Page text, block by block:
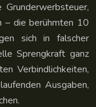
– die berühmten 10
sich in falscher
Sprengkraft ganz
Verbindlichkeiten,
Ausgaben,